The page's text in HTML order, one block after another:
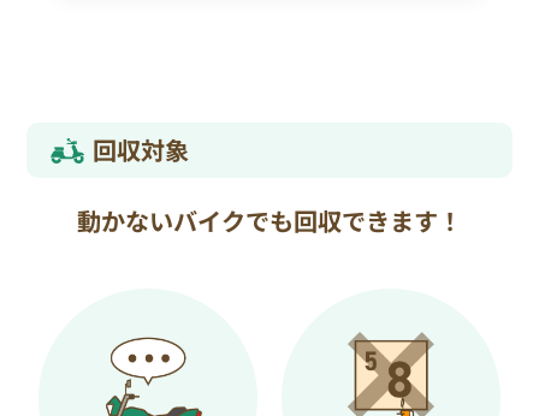
回収対象
動かないバイクでも回収できます！